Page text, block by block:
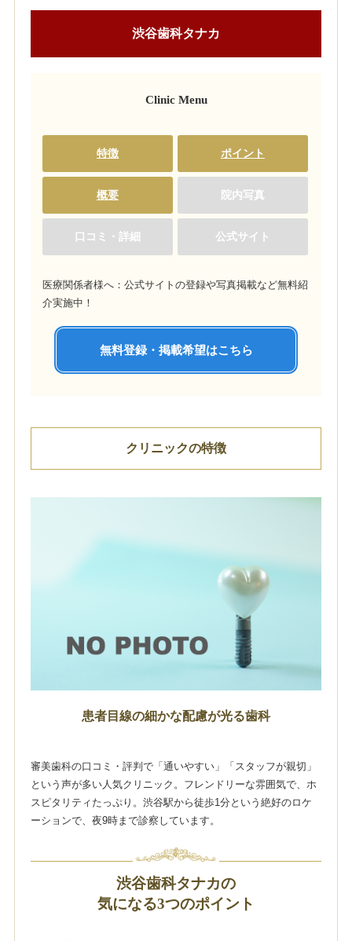
渋谷歯科タナカ
Clinic Menu
特徴 ポイント
概要 院内写真
口コミ・詳細 公式サイト
医療関係者様へ：公式サイトの登録や写真掲載など無料紹
介実施中！
無料登録・掲載希望はこちら
クリニックの特徴
患者目線の細かな配慮が光る歯科
審美歯科の口コミ・評判で「通いやすい」「スタッフが親切」
という声が多い人気クリニック。フレンドリーな雰囲気で、ホ
スピタリティたっぷり。渋谷駅から徒歩1分という絶好のロケ
ーションで、夜9時まで診察しています。
渋谷歯科タナカの
気になる3つのポイント